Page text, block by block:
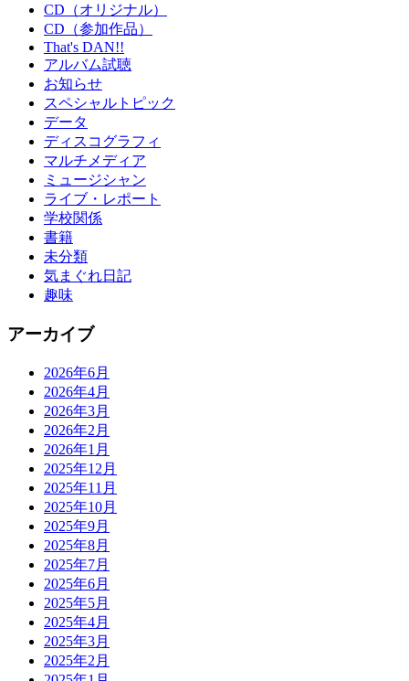
CD（オリジナル）
CD（参加作品）
That's DAN!!
アルバム試聴
お知らせ
スペシャルトピック
データ
ディスコグラフィ
マルチメディア
ミュージシャン
ライブ・レポート
学校関係
書籍
未分類
気まぐれ日記
趣味
アーカイブ
2026年6月
2026年4月
2026年3月
2026年2月
2026年1月
2025年12月
2025年11月
2025年10月
2025年9月
2025年8月
2025年7月
2025年6月
2025年5月
2025年4月
2025年3月
2025年2月